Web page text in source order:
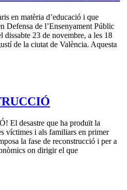
en matèria d’educació i que
Defensa de l’Ensenyament Públic
dissabte 23 de novembre, a les 18
de la ciutat de València. Aquesta
El desastre que ha produït la
víctimes i als familiars en primer
la fase de reconstrucció i per a
on dirigir el que